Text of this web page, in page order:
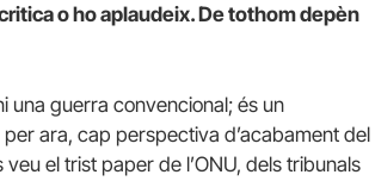
o ho aplaudeix. De tothom depèn
una guerra convencional; és un
ara, cap perspectiva d’acabament del
el trist paper de l’ONU, dels tribunals